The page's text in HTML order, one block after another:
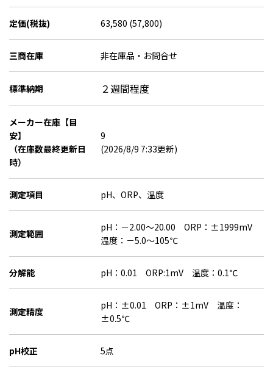
定価(税抜) 63,580 (57,800)
三商在庫 非在庫品・お問合せ
標準納期 ２週間程度
メーカー在庫【目
安】
（在庫数最終更新日
時）
9
(2026/8/9 7:33更新)
測定項目 pH、ORP、温度
測定範囲
pH：－2.00～20.00 ORP：±1999mV
温度：－5.0～105℃
分解能 pH：0.01 ORP:1mV 温度：0.1℃
測定精度
pH：±0.01 ORP：±1mV 温度：
±0.5℃
pH校正 5点